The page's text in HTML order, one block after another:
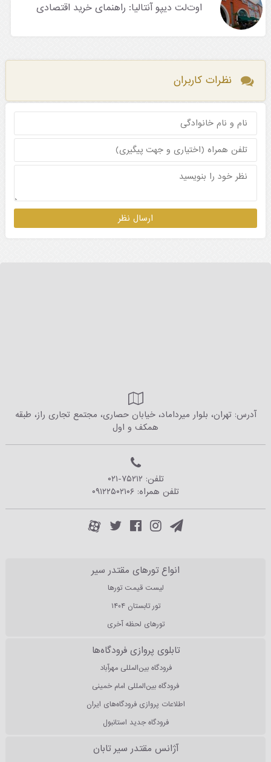
اوت‌لت‌ دیپو آنتالیا: راهنمای خرید اقتصادی
نظرات کاربران
آدرس: تهران، بلوار میرداماد، خیابان حصاری، مجتمع تجاری راز، طبقه
همکف و اول
تلفن: ۰۲۱-۷۵۲۱۲
تلفن همراه: ۰۹۱۲۲۵۰۲۱۰۶
انواع تورهای مقتدر سیر
لیست قیمت تورها
تور تابستان ۱۴۰۴
تورهای لحظه آخری
تابلوی پروازی فرودگاه‌ها
فرودگاه بین‌المللی مهرآباد
فرودگاه بین‌المللی امام خمینی
اطلاعات پروازی فرودگاه‌های ایران
فرودگاه جدید استانبول
آژانس مقتدر سیر تابان